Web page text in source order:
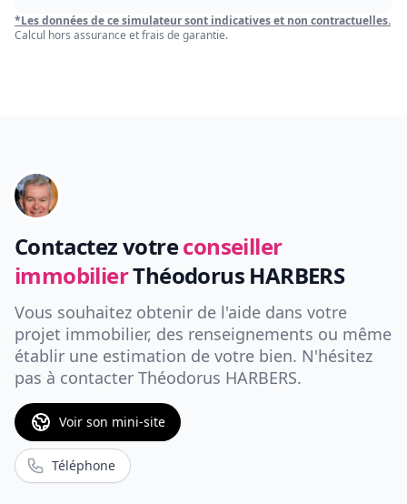
*Les données de ce simulateur sont indicatives et non contractuelles.
Calcul hors assurance et frais de garantie.
Contactez votreconseiller
immobilierThéodorus HARBERS
Vous souhaitez obtenir de l'aide dans votre
projet immobilier, des renseignements ou même
établir une estimation de votre bien. N'hésitez
pas à contacter Théodorus HARBERS.
Voir son mini-site
Téléphone